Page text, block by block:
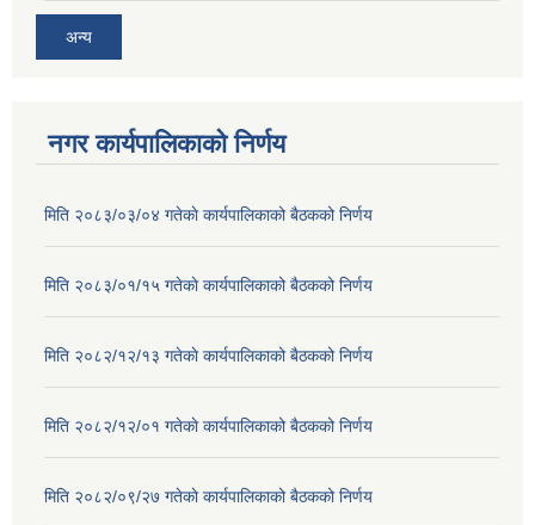
अन्य
नगर कार्यपालिकाको निर्णय
मिति २०८३/०३/०४ गतेकाे कार्यपालिकाको बैठकको निर्णय
मिति २०८३/०१/१५ गतेकाे कार्यपालिकाको बैठकको निर्णय
मिति २०८२/१२/१३ गतेकाे कार्यपालिकाको बैठकको निर्णय
मिति २०८२/१२/०१ गतेकाे कार्यपालिकाको बैठकको निर्णय
मिति २०८२/०९/२७ गतेकाे कार्यपालिकाको बैठकको निर्णय